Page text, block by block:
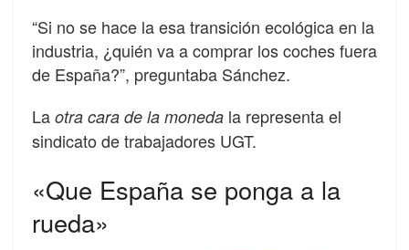
“Si no se hace la esa transición ecológica en la
industria, ¿quién va a comprar los coches fuera
de España?”, preguntaba Sánchez.
La otra cara de la moneda la representa el
sindicato de trabajadores UGT.
«Que España se ponga a la
rueda»